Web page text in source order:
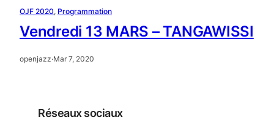
OJF 2020, Programmation
Vendredi 13 MARS – TANGAWISSI
openjazz·Mar 7, 2020
Réseaux sociaux